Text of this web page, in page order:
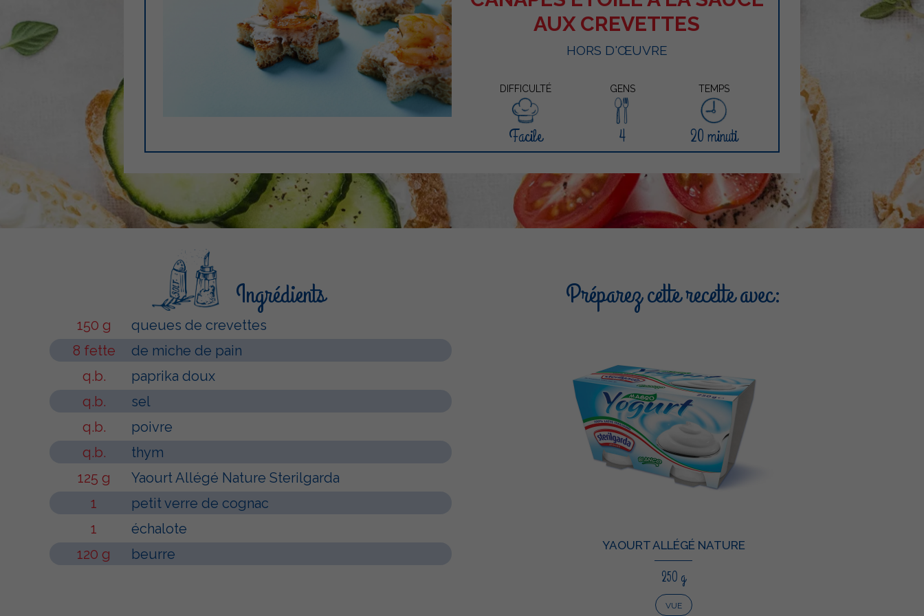
AUX CREVETTES
HORS D'ŒUVRE
DIFFICULTÉ GENS TEMPS
Facile 4 20 minuti
Ingrédients
150 g
queues de crevettes
8 fette
de miche de pain
q.b.
paprika doux
q.b.
sel
q.b.
poivre
q.b.
thym
125 g
Yaourt Allégé Nature Sterilgarda
1
petit verre de cognac
1
échalote
120 g
beurre
Préparez cette recette avec:
YAOURT ALLÉGÉ NATURE
250 g
VUE